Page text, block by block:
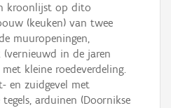
kroonlijst op dito
(keuken) van twee
muuropeningen,
in de jaren
kleine roedeverdeling.
en zuidgevel met
arduinen (Doornikse